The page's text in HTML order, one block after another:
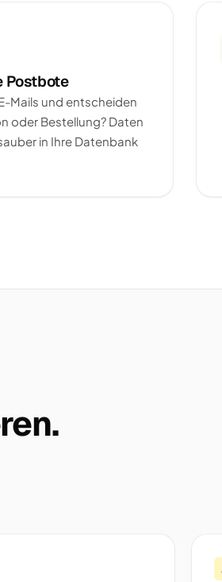
Postbote
Mails und entscheiden
oder Bestellung? Daten
in Ihre Datenbank